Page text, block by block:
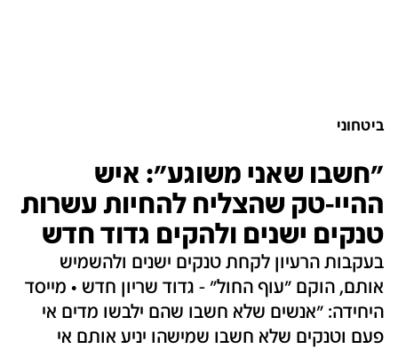
ביטחוני
"חשבו שאני משוגע": איש
ההיי-טק שהצליח להחיות עשרות
טנקים ישנים ולהקים גדוד חדש
בעקבות הרעיון לקחת טנקים ישנים ולהשמיש
אותם, הוקם "עוף החול" - גדוד שריון חדש • מייסד
היחידה: "אנשים שלא חשבו שהם ילבשו מדים אי
פעם וטנקים שלא חשבו שמישהו יניע אותם אי